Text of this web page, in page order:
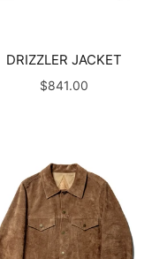
DRIZZLER JACKET
$841.00